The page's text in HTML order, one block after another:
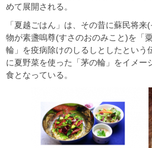
めて展開される。
「夏越ごはん」は、その昔に蘇民将
物が素盞嗚尊(すさのおのみこと)を「
輪」を疫病除けのしるしとしたという
に夏野菜を使った「茅の輪」をイメー
食となっている。